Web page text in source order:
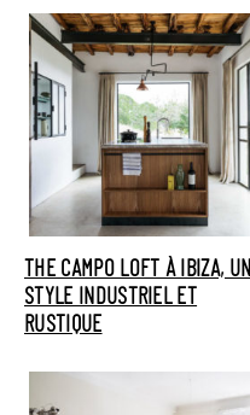
THE CAMPO LOFT À IBIZA, UN
STYLE INDUSTRIEL ET
RUSTIQUE